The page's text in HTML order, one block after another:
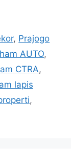
, Prajogo
AUTO,
CTRA,
lapis
,